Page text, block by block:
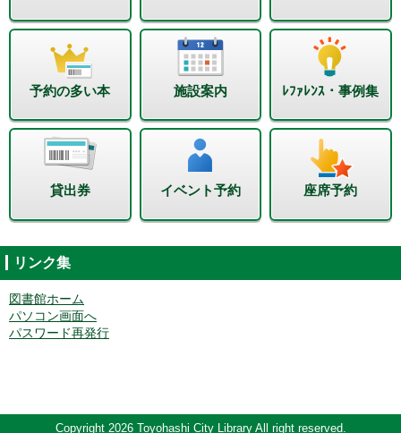
予約の多い本 施設案内 ﾚﾌｧﾚﾝｽ・事例集
貸出券 イベント予約 座席予約
リンク集
図書館ホーム
パソコン画面へ
パスワード再発行
Copyright 2026 Toyohashi City Library All right reserved.